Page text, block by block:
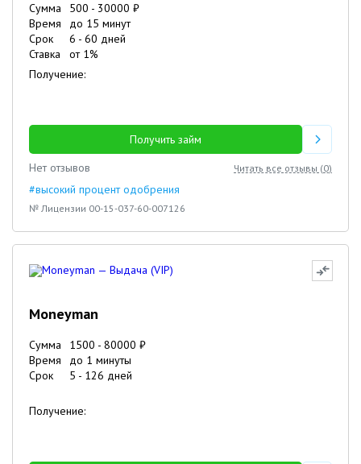
Сумма 500 - 30000 ₽
Время
до 15 минут
Срок
6 - 60 дней
Ставка
от 1%
Получение:
Получить займ
Нет отзывов
Читать все отзывы (0)
#высокий процент одобрения
№ Лицензии 00-15-037-60-007126
Moneyman
Сумма 1500 - 80000 ₽
Время
до 1 минуты
Срок
5 - 126 дней
Получение: